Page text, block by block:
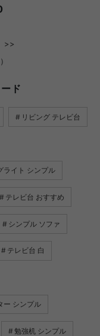
>>
ド
リビング テレビ台
ライト シンプル
テレビ台 おすすめ
シンプル ソファ
テレビ台 白
ー シンプル
勉強机 シンプル